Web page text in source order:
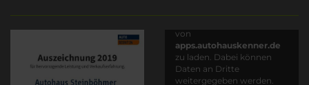
von
apps.autohauskenner.de
zu laden. Dabei können
Daten an Dritte
weitergegeben werden.